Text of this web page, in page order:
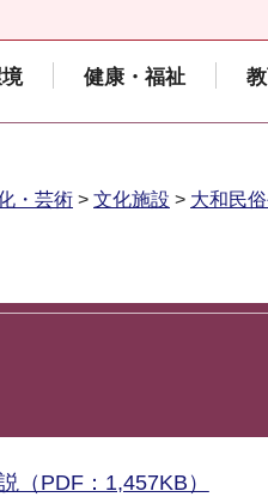
健康・福祉
・芸術 > 文化施設 > 大和民
（PDF：1,457KB）